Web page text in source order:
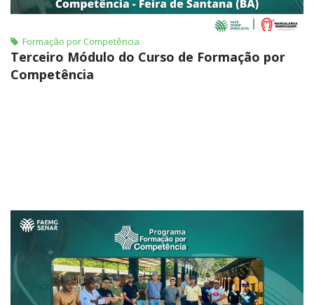
Formação por Competência
Terceiro Módulo do Curso de Formação por
Competência